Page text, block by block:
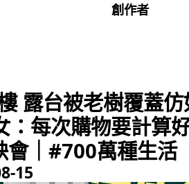
創作者
露台被老樹覆蓋
每次購物要計算
會｜#700萬種生活
15